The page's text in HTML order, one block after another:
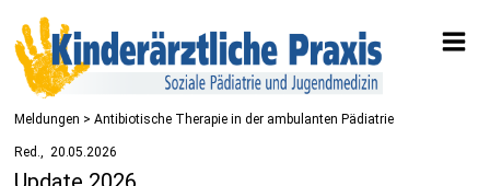
Meldungen > Antibiotische Therapie in der ambulanten Pädiatrie
Red. 20.05.2026